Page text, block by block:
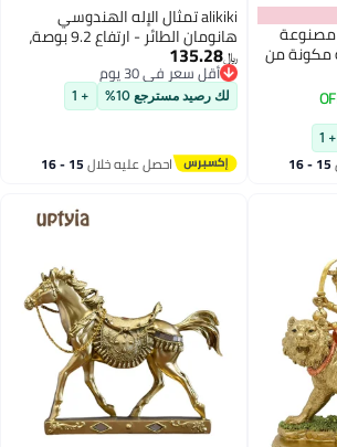
alikiki تمثال الإله الهندوسي
هانومان الطائر - ارتفاع 9.2 بوصة،
جايانتي مورتي بوجا ديوالي، هدية
لصديق هندي، عنصر بوجا، مذبح،
منزل، مكتب، معبد، ماندير، ضريح،
يوغا، تأمل، ديكور روحي
﷼‏135.28
أقل سعر في 30 يوم
لك رصيد مسترجع 10% + 1
احصل عليه خلال 15 - 16